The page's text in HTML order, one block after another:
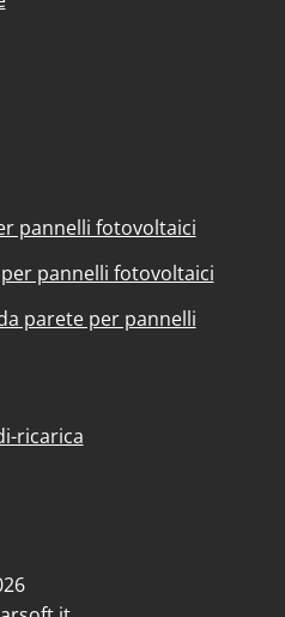
pannelli fotovoltaici
pannelli fotovoltaici
parete per pannelli
ricarica